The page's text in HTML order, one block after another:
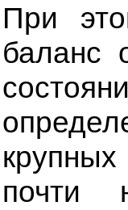
При
баланс
почти